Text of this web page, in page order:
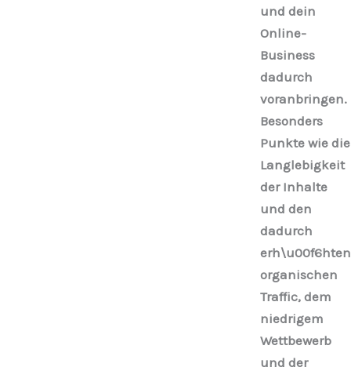
und dein
Online-
Business
dadurch
voranbringen.
Besonders
Punkte wie die
Langlebigkeit
der Inhalte
und den
dadurch
erh\u00f6hten
organischen
Traffic, dem
niedrigem
Wettbewerb
und der